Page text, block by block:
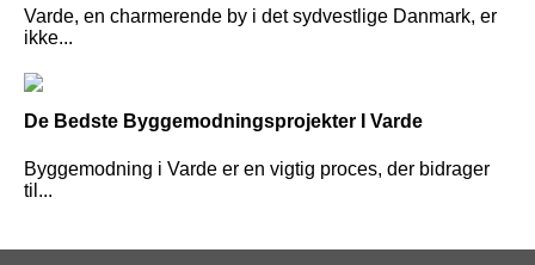
Varde, en charmerende by i det sydvestlige Danmark, er
ikke...
De Bedste Byggemodningsprojekter I Varde
Byggemodning i Varde er en vigtig proces, der bidrager
til...